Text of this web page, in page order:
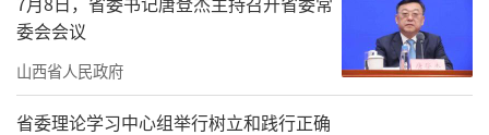
委会会议
山西省人民政府
省委理论学习中心组举行树立和践行正确